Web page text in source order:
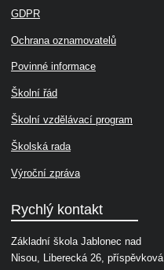
GDPR
Ochrana oznamovatelů
Povinné informace
Školní řád
Školní vzdělávací program
Školská rada
Výroční zpráva
Rychlý kontakt
Základní škola Jablonec nad
Nisou, Liberecká 26, příspěvková